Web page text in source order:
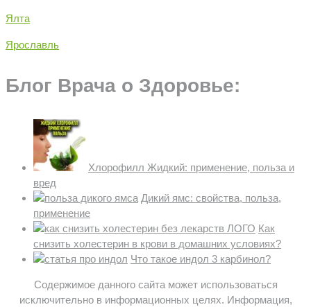
Ялта
Ярославль
Блог Врача о Здоровье:
Хлорофилл Жидкий: применение, польза и
вред
Дикий ямс: свойства, польза,
применение
Как
снизить холестерин в крови в домашних условиях?
Что такое индол 3 карбинол?
Содержимое данного сайта может использоваться
исключительно в информационных целях. Информация,